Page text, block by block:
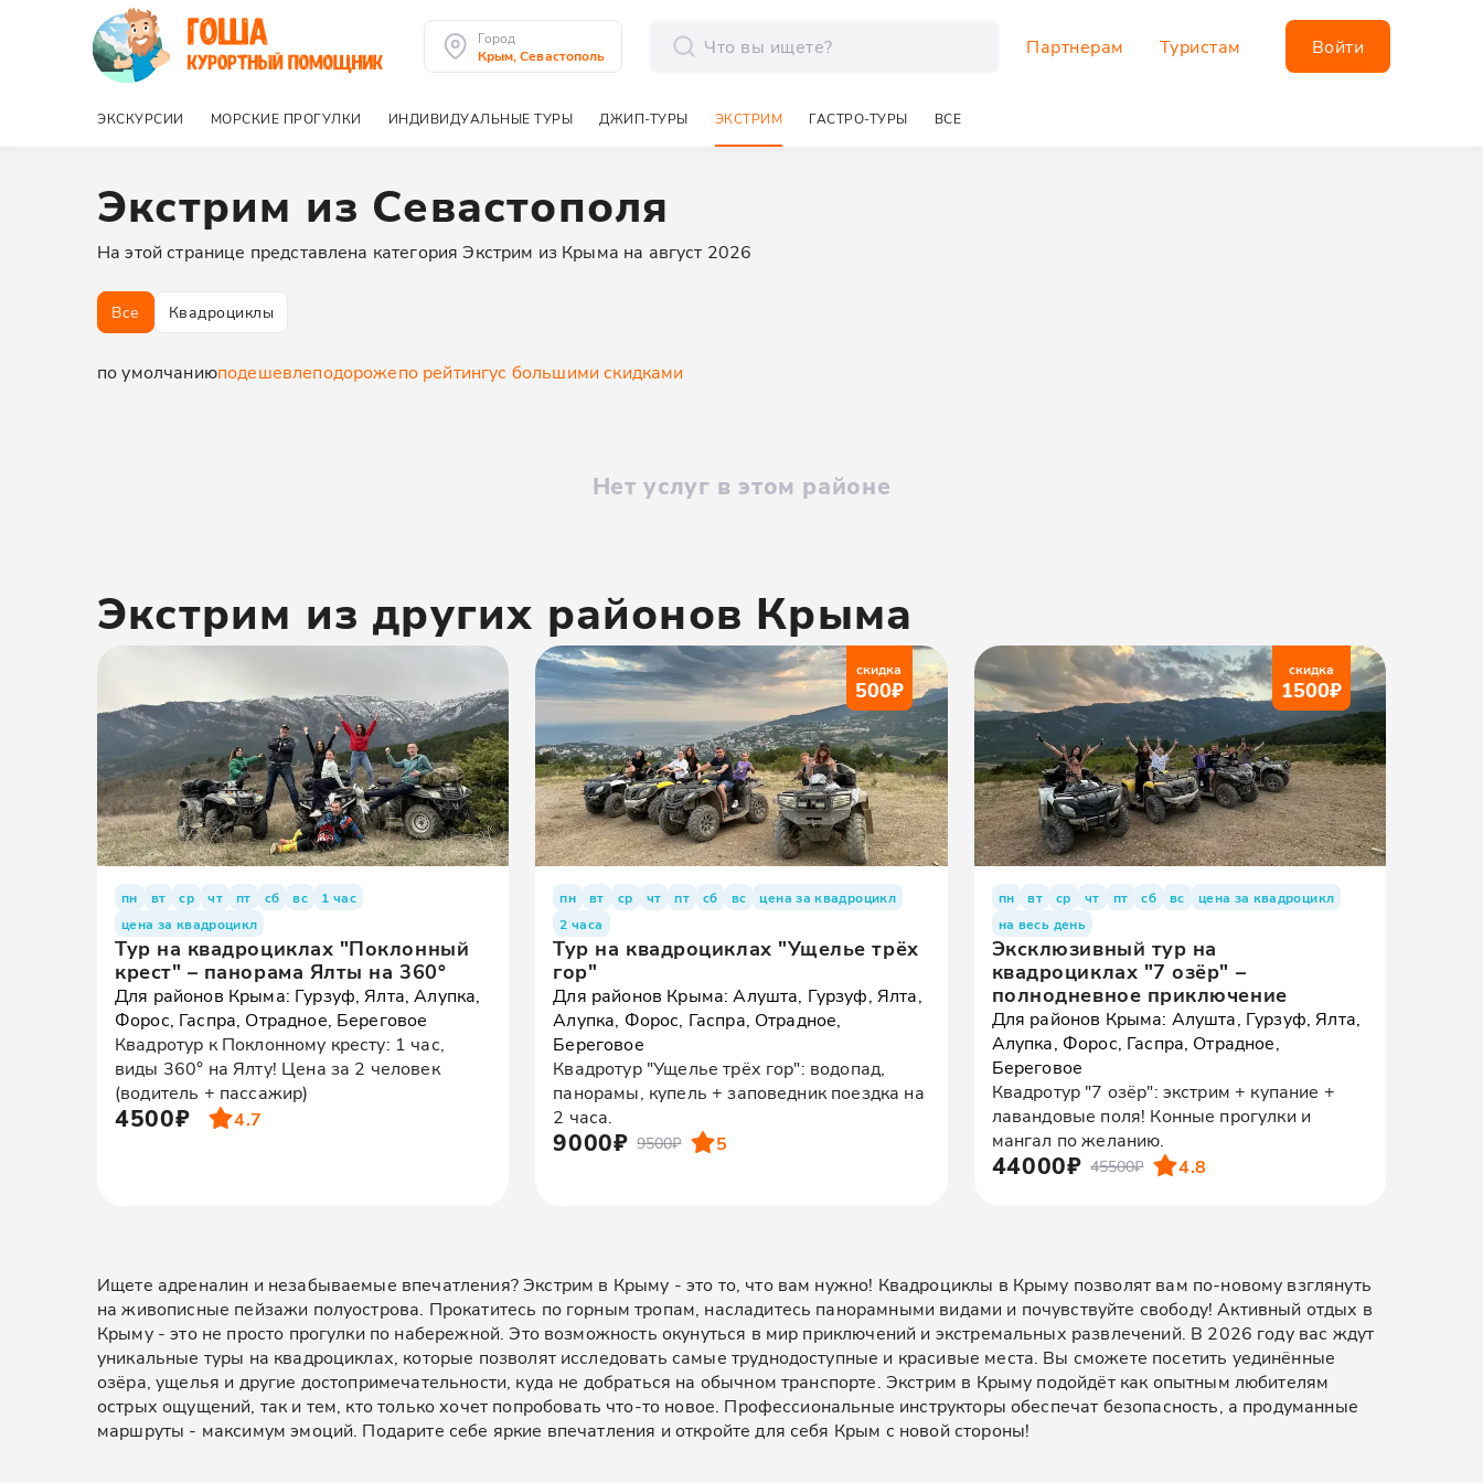
Город
Крым, Севастополь
Партнерам Туристам Войти
ЭКСКУРСИИ МОРСКИЕ ПРОГУЛКИ ИНДИВИДУАЛЬНЫЕ ТУРЫ ДЖИП-ТУРЫ ЭКСТРИМ ГАСТРО-ТУРЫ ВСЕ
Экстрим из Севастополя
На этой странице представлена категория Экстрим из Крыма на август 2026
Все Квадроциклы
по умолчаниюподешевлеподорожепо рейтингус большими скидками
Нет услуг в этом районе
Экстрим из других районов Крыма
пн вт ср чт пт сб вс
1 час
цена за квадроцикл
Тур на квадроциклах "Поклонный
крест" – панорама Ялты на 360°
Для районов Крыма: Гурзуф, Ялта, Алупка,
Форос, Гаспра, Отрадное, Береговое
Квадротур к Поклонному кресту: 1 час,
виды 360° на Ялту! Цена за 2 человек
(водитель + пассажир)
4500₽ 4.7
скидка
500₽
пн вт ср чт пт сб вс
цена за квадроцикл
2 часа
Тур на квадроциклах "Ущелье трёх
гор"
Для районов Крыма: Алушта, Гурзуф, Ялта,
Алупка, Форос, Гаспра, Отрадное,
Береговое
Квадротур "Ущелье трёх гор": водопад,
панорамы, купель + заповедник поездка на
2 часа.
9000₽ 9500₽ 5
скидка
1500₽
пн вт ср чт пт сб вс
цена за квадроцикл
на весь день
Эксклюзивный тур на
квадроциклах "7 озёр" –
полнодневное приключение
Для районов Крыма: Алушта, Гурзуф, Ялта,
Алупка, Форос, Гаспра, Отрадное,
Береговое
Квадротур "7 озёр": экстрим + купание +
лавандовые поля! Конные прогулки и
мангал по желанию.
44000₽ 45500₽ 4.8
Ищете адреналин и незабываемые впечатления? Экстрим в Крыму - это то, что вам нужно! Квадроциклы в Крыму позволят вам по-новому взглянуть
на живописные пейзажи полуострова. Прокатитесь по горным тропам, насладитесь панорамными видами и почувствуйте свободу! Активный отдых в
Крыму - это не просто прогулки по набережной. Это возможность окунуться в мир приключений и экстремальных развлечений. В 2026 году вас ждут
уникальные туры на квадроциклах, которые позволят исследовать самые труднодоступные и красивые места. Вы сможете посетить уединённые
озёра, ущелья и другие достопримечательности, куда не добраться на обычном транспорте. Экстрим в Крыму подойдёт как опытным любителям
острых ощущений, так и тем, кто только хочет попробовать что-то новое. Профессиональные инструкторы обеспечат безопасность, а продуманные
маршруты - максимум эмоций. Подарите себе яркие впечатления и откройте для себя Крым с новой стороны!